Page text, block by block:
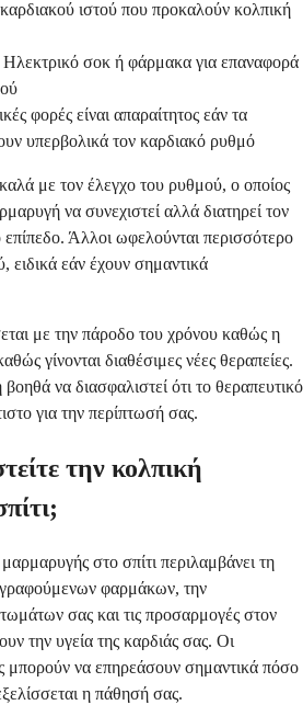
καρδιακού ιστού που προκαλούν κολπική
Ηλεκτρικό σοκ ή φάρμακα για επαναφορά
φορές είναι απαραίτητος εάν τα
υπερβολικά τον καρδιακό ρυθμό
με τον έλεγχο του ρυθμού, ο οποίος
να συνεχιστεί αλλά διατηρεί τον
Άλλοι ωφελούνται περισσότερο
ειδικά εάν έχουν σημαντικά
με την πάροδο του χρόνου καθώς η
γίνονται διαθέσιμες νέες θεραπείες.
να διασφαλιστεί ότι το θεραπευτικό
για την περίπτωσή σας.
την κολπική
στο σπίτι περιλαμβάνει τη
φαρμάκων, την
σας και τις προσαρμογές στον
την υγεία της καρδιάς σας. Οι
μπορούν να επηρεάσουν σημαντικά πόσο
η πάθησή σας.